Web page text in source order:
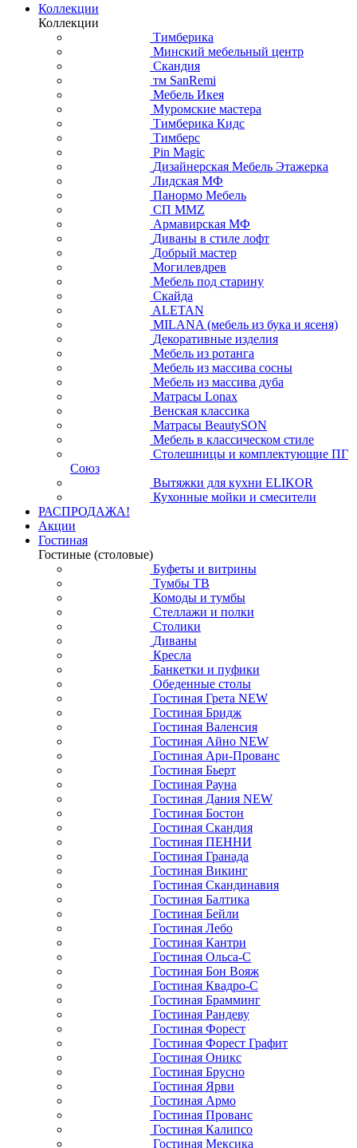
Коллекции
Коллекции
Тимберика
Минский мебельный центр
Скандия
тм SanRemi
Мебель Икея
Муромские мастера
Тимберика Кидс
Тимберс
Pin Magic
Дизайнерская Мебель Этажерка
Лидская МФ
Панормо Мебель
СП ММZ
Армавирская МФ
Диваны в стиле лофт
Добрый мастер
Могилевдрев
Мебель под старину
Скайда
ALETAN
MILANA (мебель из бука и ясеня)
Декоративные изделия
Мебель из ротанга
Мебель из массива сосны
Мебель из массива дуба
Матрасы Lonax
Венская классика
Матрасы BeautySON
Мебель в классическом стиле
Столешницы и комплектующие ПГ
Союз
Вытяжки для кухни ELIKOR
Кухонные мойки и смесители
РАСПРОДАЖА!
Акции
Гостиная
Гостиные (столовые)
Буфеты и витрины
Тумбы ТВ
Комоды и тумбы
Стеллажи и полки
Столики
Диваны
Кресла
Банкетки и пуфики
Обеденные столы
Гостиная Грета NEW
Гостиная Бридж
Гостиная Валенсия
Гостиная Айно NEW
Гостиная Ари-Прованс
Гостиная Бьерт
Гостиная Рауна
Гостиная Дания NEW
Гостиная Бостон
Гостиная Скандия
Гостиная ПЕННИ
Гостиная Гранада
Гостиная Викинг
Гостиная Скандинавия
Гостиная Балтика
Гостиная Бейли
Гостиная Лебо
Гостиная Кантри
Гостиная Ольса-С
Гостиная Бон Вояж
Гостиная Квадро-С
Гостиная Брамминг
Гостиная Рандеву
Гостиная Форест
Гостиная Форест Графит
Гостиная Оникс
Гостиная Брусно
Гостиная Ярви
Гостиная Армо
Гостиная Прованс
Гостиная Калипсо
Гостиная Мексика